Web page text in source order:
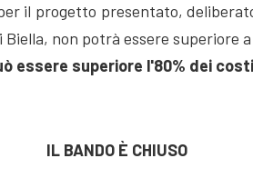
il progetto presentato,
Biella, non potrà essere superiore a
essere superiore l'80% dei
IL BANDO È CHIUSO